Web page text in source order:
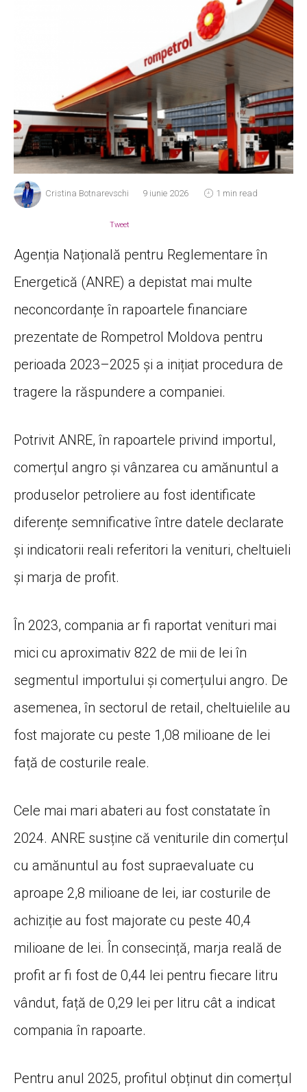
Cristina Botnarevschi 9 iunie 2026 1 min read
Tweet
Agenția Națională pentru Reglementare în
Energetică (ANRE) a depistat mai multe
neconcordanțe în rapoartele financiare
prezentate de Rompetrol Moldova pentru
perioada 2023–2025 și a inițiat procedura de
tragere la răspundere a companiei.
Potrivit ANRE, în rapoartele privind importul,
comerțul angro și vânzarea cu amănuntul a
produselor petroliere au fost identificate
diferențe semnificative între datele declarate
și indicatorii reali referitori la venituri, cheltuieli
și marja de profit.
În 2023, compania ar fi raportat venituri mai
mici cu aproximativ 822 de mii de lei în
segmentul importului și comerțului angro. De
asemenea, în sectorul de retail, cheltuielile au
fost majorate cu peste 1,08 milioane de lei
față de costurile reale.
Cele mai mari abateri au fost constatate în
2024. ANRE susține că veniturile din comerțul
cu amănuntul au fost supraevaluate cu
aproape 2,8 milioane de lei, iar costurile de
achiziție au fost majorate cu peste 40,4
milioane de lei. În consecință, marja reală de
profit ar fi fost de 0,44 lei pentru fiecare litru
vândut, față de 0,29 lei per litru cât a indicat
compania în rapoarte.
Pentru anul 2025, profitul obținut din comerțul